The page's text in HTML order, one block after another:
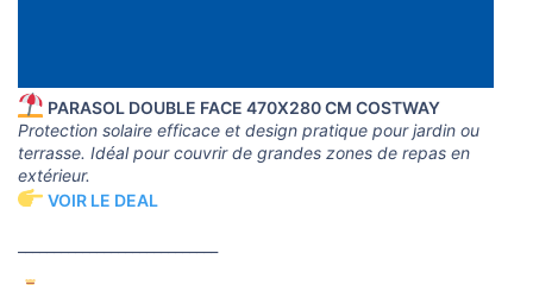
PARASOL DOUBLE FACE 470X280 CM COSTWAY
Protection solaire efficace et design pratique pour jardin ou
terrasse. Idéal pour couvrir de grandes zones de repas en
extérieur.
VOIR LE DEAL